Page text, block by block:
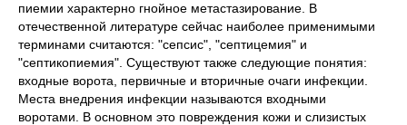
пиемии характерно гнойное метастазирование. В
отечественной литературе сейчас наиболее применимыми
терминами считаются: "сепсис", "септицемия" и
"септикопиемия". Существуют также следующие понятия:
входные ворота, первичные и вторичные очаги инфекции.
Места внедрения инфекции называются входными
воротами. В основном это повреждения кожи и слизистых